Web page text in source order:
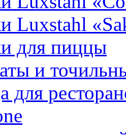
Luxstahl
для пиццы
и
для